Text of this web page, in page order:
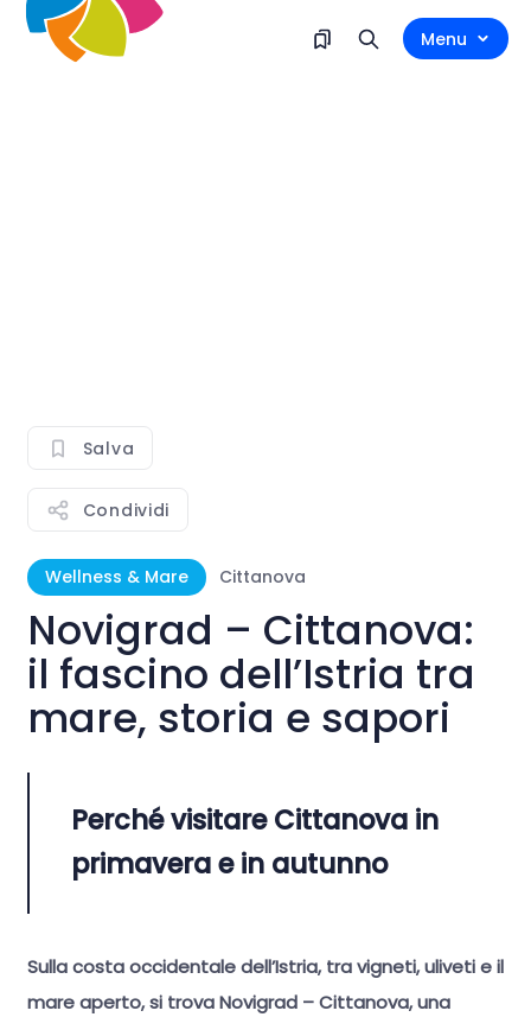
Menu
Salva
Condividi
Wellness & Mare Cittanova
Novigrad – Cittanova:
il fascino dell’Istria tra
mare, storia e sapori
Perché visitare Cittanova in
primavera e in autunno
Sulla costa occidentale dell’Istria, tra vigneti, uliveti e il
mare aperto, si trova Novigrad – Cittanova, una